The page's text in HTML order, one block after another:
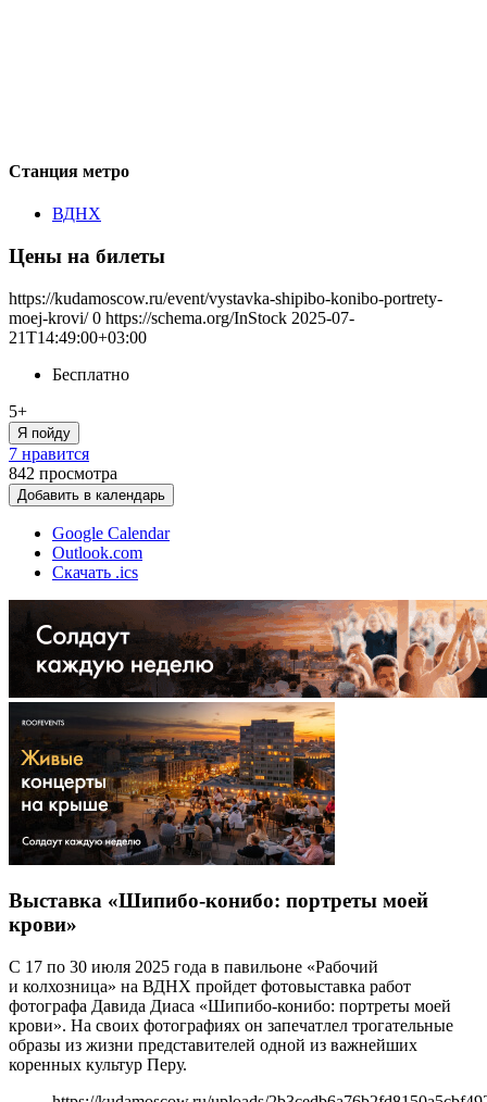
Станция метро
ВДНХ
Цены на билеты
https://kudamoscow.ru/event/vystavka-shipibo-konibo-portrety-
moej-krovi/ 0 https://schema.org/InStock 2025-07-
21T14:49:00+03:00
Бесплатно
5+
Я пойду
7 нравится
842 просмотра
Добавить в календарь
Google Calendar
Outlook.com
Скачать .ics
Выставка «Шипибо-конибо: портреты моей
крови»
С 17 по 30 июля 2025 года в павильоне «Рабочий
и колхозница» на ВДНХ пройдет фотовыставка работ
фотографа Давида Диаса «Шипибо-конибо: портреты моей
крови». На своих фотографиях он запечатлел трогательные
образы из жизни представителей одной из важнейших
коренных культур Перу.